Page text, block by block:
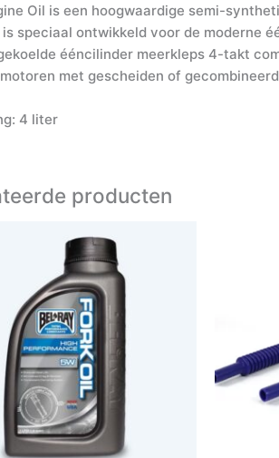
Oil is een hoogwaardige semi-
is speciaal ontwikkeld voor de moderne
ééncilinder meerkleps 4-takt
met gescheiden of
4 liter
producten